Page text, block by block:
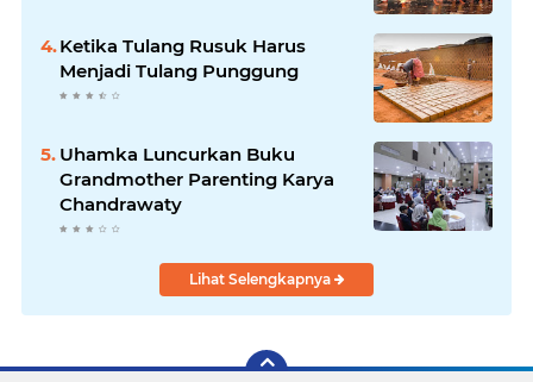
Ketika Tulang Rusuk Harus
Menjadi Tulang Punggung
Uhamka Luncurkan Buku
Grandmother Parenting Karya
Chandrawaty
Lihat Selengkapnya